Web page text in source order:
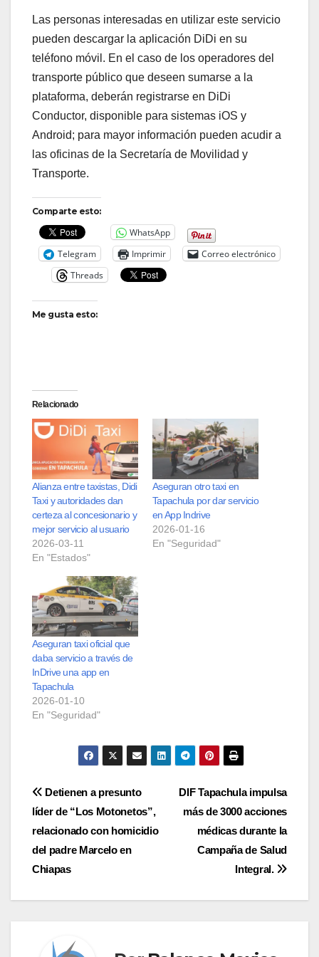
Las personas interesadas en utilizar este servicio
pueden descargar la aplicación DiDi en su
teléfono móvil. En el caso de los operadores del
transporte público que deseen sumarse a la
plataforma, deberán registrarse en DiDi
Conductor, disponible para sistemas iOS y
Android; para mayor información pueden acudir a
las oficinas de la Secretaría de Movilidad y
Transporte.
Comparte esto:
WhatsApp
Telegram
Imprimir
Correo electrónico
Threads
Me gusta esto:
Relacionado
Alianza entre taxistas, Didi
Taxi y autoridades dan
certeza al concesionario y
mejor servicio al usuario
2026-03-11
En "Estados"
Aseguran otro taxi en
Tapachula por dar servicio
en App Indrive
2026-01-16
En "Seguridad"
Aseguran taxi oficial que
daba servicio a través de
InDrive una app en
Tapachula
2026-01-10
En "Seguridad"
Navegación
de
entradas
DIF Tapachula impulsa
más de 3000 acciones
médicas durante la
Campaña de Salud
Integral.
Detienen a presunto
líder de “Los Motonetos”,
relacionado con homicidio
del padre Marcelo en
Chiapas